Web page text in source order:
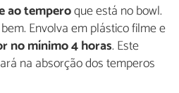
ao temperoque está no bowl.
Envolva em plástico filme e
no mínimo 4 horas. Este
na absorção dos temperos